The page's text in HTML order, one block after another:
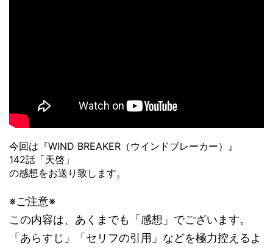
今回は『WIND BREAKER（ウインドブレーカー）』
142話「天啓」
の感想をお送り致します。
※ご注意※
この内容は、あくまでも「感想」でございます。
「あらすじ」「セリフの引用」などを極力控えるよ